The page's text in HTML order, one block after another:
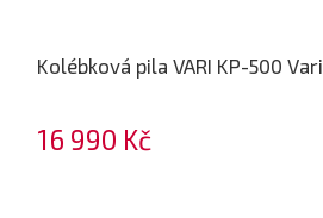
Kolébková pila VARI KP-500 Vari
16 990 Kč